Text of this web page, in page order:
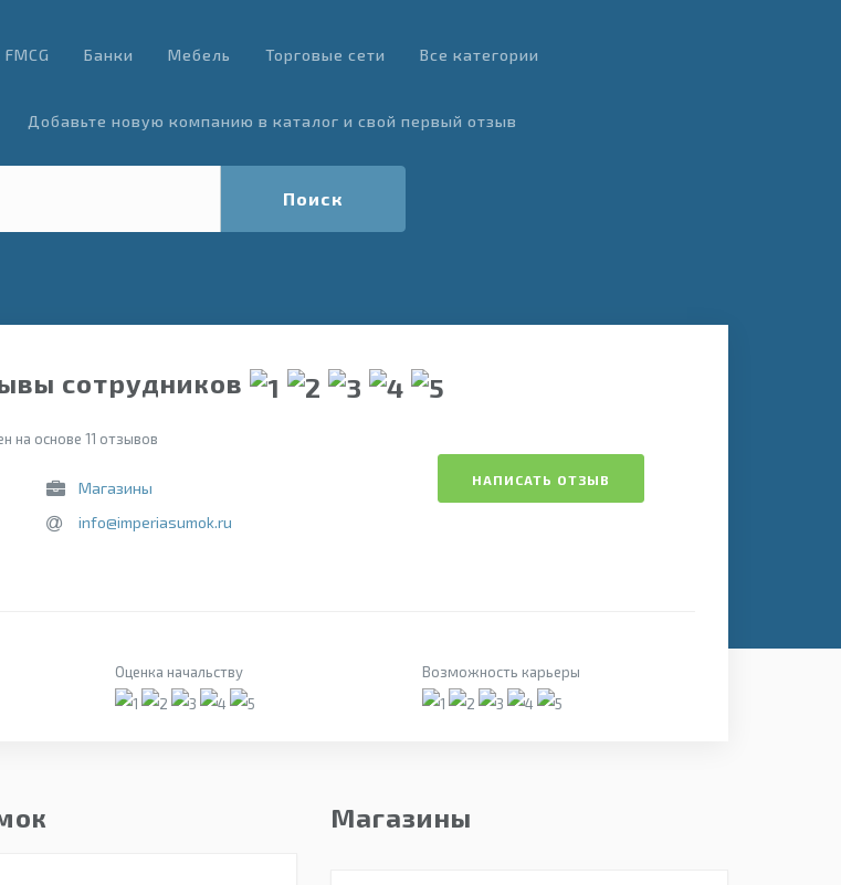
FMCG Банки Мебель Торговые сети Все категории
Добавьте новую компанию в каталог и свой первый отзыв
Поиск
сотрудников
на основе 11 отзывов
Магазины
info@imperiasumok.ru
НАПИСАТЬ ОТЗЫВ
Оценка начальству Возможность карьеры
Магазины